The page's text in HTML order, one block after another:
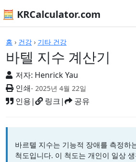
🧮 KRCalculator.com
홈 › 건강 › 기타 건강
바텔 지수 계산기
저자: Henrick Yau
인쇄- 2025년 4월 22일
인용| 링크| 공유
계산기
바르텔 지수는 기능적 장애를 측정하
척도입니다. 이 척도는 개인이 일상